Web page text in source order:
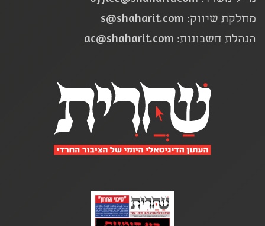
מחלקת שיווק: s@shaharit.com
הנהלת חשבונות: ac@shaharit.com